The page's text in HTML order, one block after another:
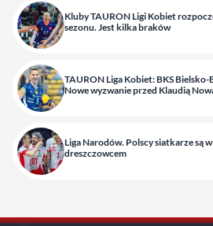
Kluby TAURON Ligi Kobiet
sezonu. Jest kilka braków
TAURON Liga Kobiet: BKS
Nowe wyzwanie przed Klaudią
Liga Narodów. Polscy siatkarze są
dreszczowcem